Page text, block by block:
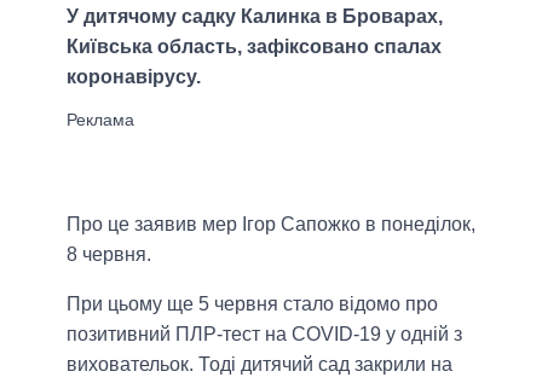
У дитячому садку Калинка в Броварах,
Київська область, зафіксовано спалах
коронавірусу.
Про це заявив мер Ігор Сапожко в понеділок,
8 червня.
При цьому ще 5 червня стало відомо про
позитивний ПЛР-тест на COVID-19 у одній з
виховательок. Тоді дитячий сад закрили на